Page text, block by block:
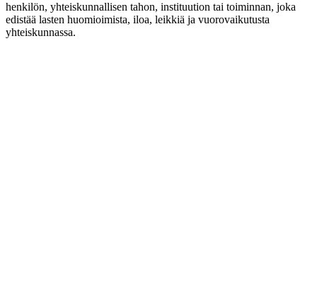
henkilön, yhteiskunnallisen tahon, instituution tai toiminnan, joka
edistää lasten huomioimista, iloa, leikkiä ja vuorovaikutusta
yhteiskunnassa.